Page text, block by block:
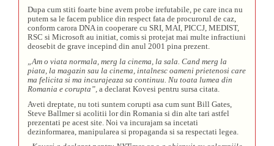
Dupa cum stiti foarte bine avem probe irefutabile, pe care inca nu
putem sa le facem publice din respect fata de procurorul de caz,
conform carora DNA in cooperare cu SRI, MAI, PICCJ, MEDIST,
RSC si Microsoft au initiat, comis si protejat mai multe infractiuni
deosebit de grave incepind din anul 2001 pina prezent.
„Am o viata normala, merg la cinema, la sala. Cand merg la
piata, la magazin sau la cinema, intalnesc oameni prietenosi care
ma felicita si ma incurajeaza sa continuu. Nu toata lumea din
Romania e corupta”, a declarat Kovesi pentru sursa citata.
Aveti dreptate, nu toti suntem corupti asa cum sunt Bill Gates,
Steve Ballmer si acolitii lor din Romania si din alte tari astfel
prezentati pe acest site. Noi va incurajam sa incetati
dezinformarea, manipularea si propaganda si sa respectati legea.